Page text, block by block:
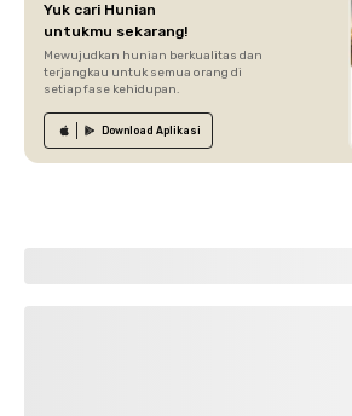
Yuk cari Hunian
untukmu sekarang!
Mewujudkan hunian berkualitas dan
terjangkau untuk semua orang di
setiap fase kehidupan.
Download Aplikasi